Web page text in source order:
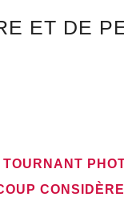
ET DE